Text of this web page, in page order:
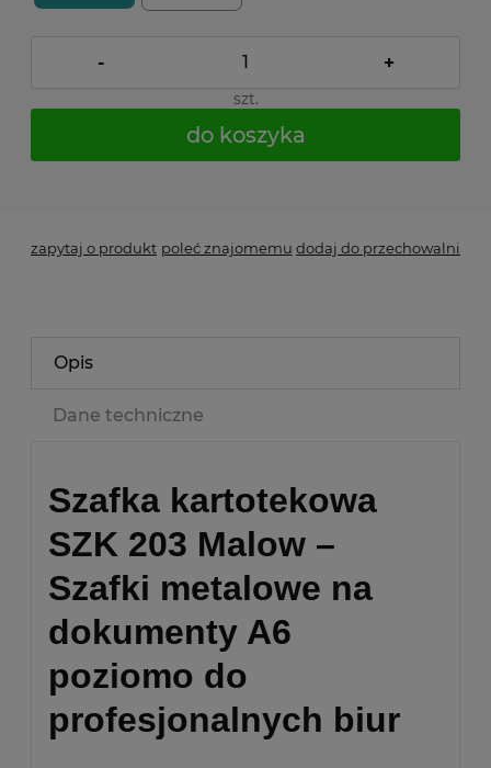
- +
szt.
do koszyka
zapytaj o produkt poleć znajomemu dodaj do przechowalni
Opis
Dane techniczne
Szafka kartotekowa
SZK 203 Malow –
Szafki metalowe na
dokumenty A6
poziomo do
profesjonalnych biur